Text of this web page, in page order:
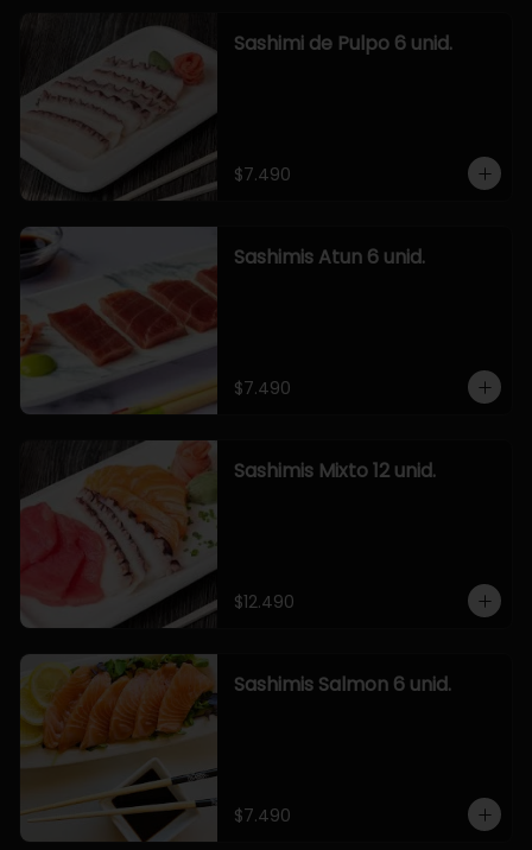
Sashimi de Pulpo 6 unid.
$7.490
Sashimis Atun 6 unid.
$7.490
Sashimis Mixto 12 unid.
$12.490
Sashimis Salmon 6 unid.
$7.490